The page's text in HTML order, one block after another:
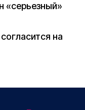
«серьезный»
на